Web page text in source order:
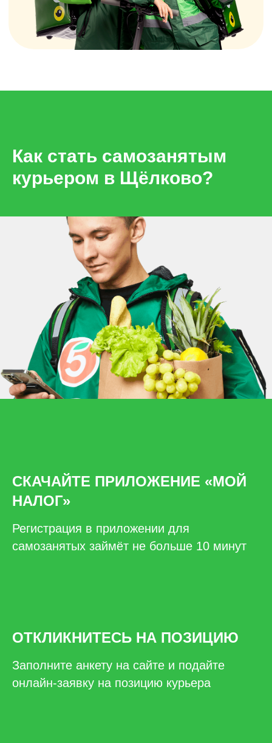
Как стать самозанятым
курьером в Щёлково?
СКАЧАЙТЕ ПРИЛОЖЕНИЕ «МОЙ
НАЛОГ»
Регистрация в приложении для
самозанятых займёт не больше 10 минут
ОТКЛИКНИТЕСЬ НА ПОЗИЦИЮ
Заполните анкету на сайте и подайте
онлайн-заявку на позицию курьера